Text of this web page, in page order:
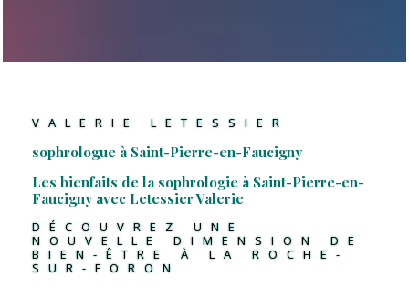
VALERIE LETESSIER
sophrologue à Saint-Pierre-en-Faucigny
Les bienfaits de la sophrologie à Saint-Pierre-en-
Faucigny avec Letessier Valerie
DÉCOUVREZ UNE
NOUVELLE DIMENSION DE
BIEN-ÊTRE À LA ROCHE-
SUR-FORON